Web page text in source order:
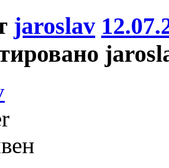
jaroslav